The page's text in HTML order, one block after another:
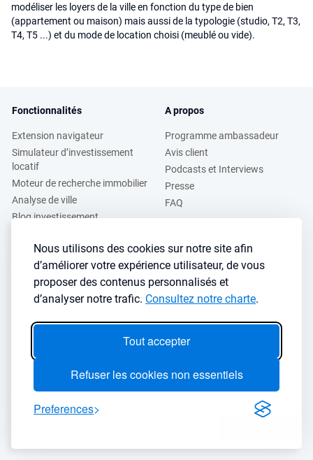
Nous utilisons des cookies sur notre site afin
d’améliorer votre expérience utilisateur, de vous
proposer des contenus personnalisés et
d’analyser notre trafic. Consultez notre charte.
Tout accepter
Refuser les cookies non essentiels
Preferences
modéliser les loyers de la ville en fonction du type de bien
(appartement ou maison) mais aussi de la typologie (studio, T2, T3,
T4, T5 ...) et du mode de location choisi (meublé ou vide).
Fonctionnalités
Extension navigateur
Simulateur d’investissement
locatif
Moteur de recherche immobilier
Analyse de ville
Blog investissement
A propos
Programme ambassadeur
Avis client
Podcasts et Interviews
Presse
FAQ
Guides
Stratégie de location
Gestion locative
Finance de l'immobilier
Simulateurs immobilier
Lybox vs DVF
Vous voulez apprendre à investir dans l’immobilier ?